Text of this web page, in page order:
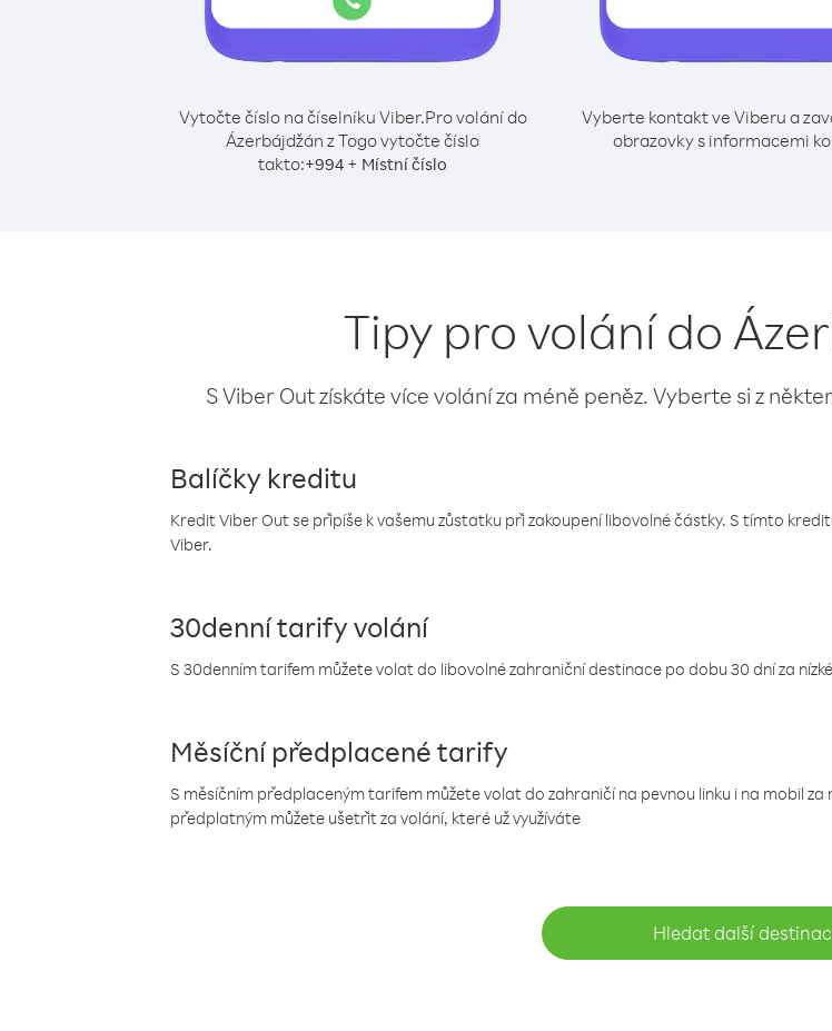
Vytočte číslo na číselníku Viber.Pro volání do
Ázerbájdžán z Togo vytočte číslo
takto:+994 + Místní číslo
Vyberte kontakt ve Viberu a
obrazovky s informacemi
Tipy pro volání do
S Viber Out získáte více volání za méně peněz. Vyberte si z
Balíčky kreditu
Kredit Viber Out se připíše k vašemu zůstatku při zakoupení libovolné částky. S tímto
Viber.
30denní tarify volání
S 30denním tarifem můžete volat do libovolné zahraniční destinace po dobu 30 dní za
Měsíční předplacené tarify
S měsíčním předplaceným tarifem můžete volat do zahraničí na pevnou linku i na mobil
předplatným můžete ušetřit za volání, které už využíváte
Hledat další